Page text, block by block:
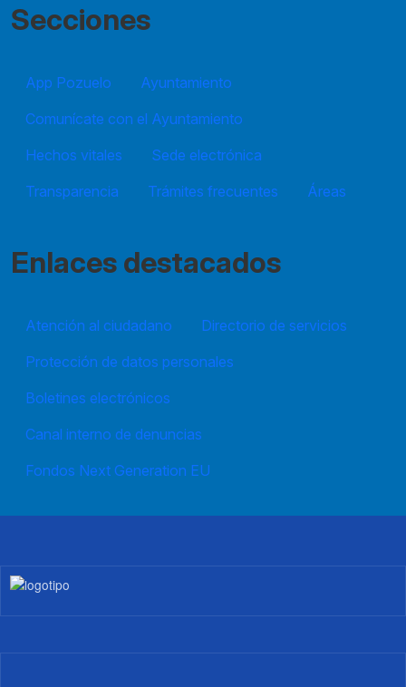
Secciones
App Pozuelo
Ayuntamiento
Comunícate con el Ayuntamiento
Hechos vitales
Sede electrónica
Transparencia
Trámites frecuentes Áreas
Enlaces destacados
Atención al ciudadano
Directorio de servicios
Protección de datos personales
Boletines electrónicos
Canal interno de denuncias
Fondos Next Generation EU
Imagen